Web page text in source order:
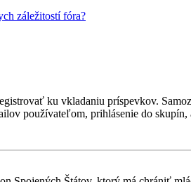
záležitostí fóra?
ku vkladaniu príspevkov.
používateľom, prihlásenie do